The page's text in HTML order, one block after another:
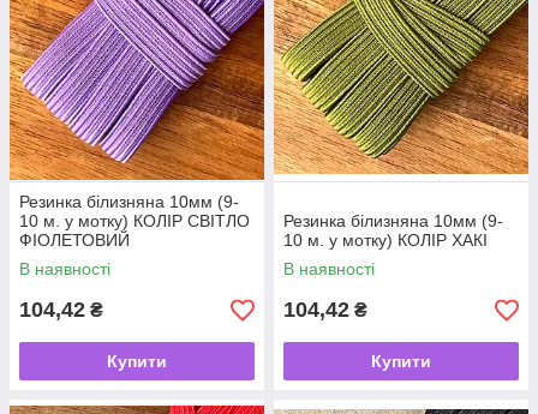
Резинка білизняна 10мм (9-
10 м. у мотку) КОЛІР СВІТЛО
ФІОЛЕТОВИЙ
В наявності
104,42 ₴
Купити
Резинка білизняна 10мм (9-
10 м. у мотку) КОЛІР ХАКІ
В наявності
104,42 ₴
Купити